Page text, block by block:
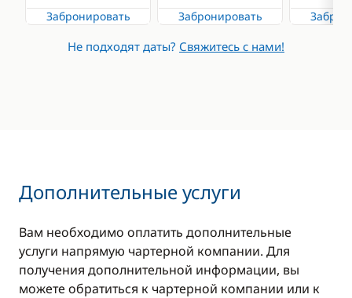
Забронировать Забронировать
Не подходят даты? Свяжитесь с нами!
Дополнительные услуги
Вам необходимо оплатить дополнительные
услуги напрямую чартерной компании. Для
получения дополнительной информации, вы
можете обратиться к чартерной компании или к